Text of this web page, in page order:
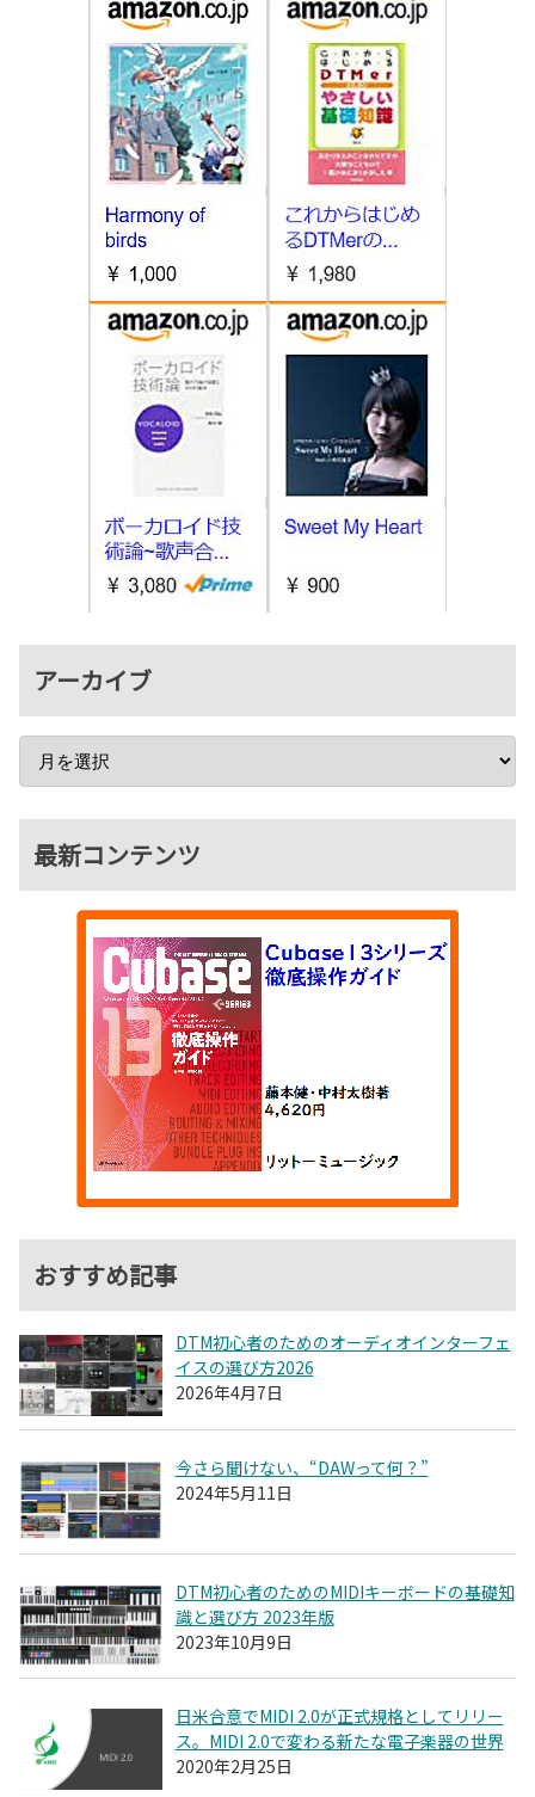
アーカイブ
最新コンテンツ
おすすめ記事
DTM初心者のためのオーディオインターフェ
イスの選び方2026
2026年4月7日
今さら聞けない、“DAWって何？”
2024年5月11日
DTM初心者のためのMIDIキーボードの基礎知
識と選び方 2023年版
2023年10月9日
日米合意でMIDI 2.0が正式規格としてリリー
ス。MIDI 2.0で変わる新たな電子楽器の世界
2020年2月25日